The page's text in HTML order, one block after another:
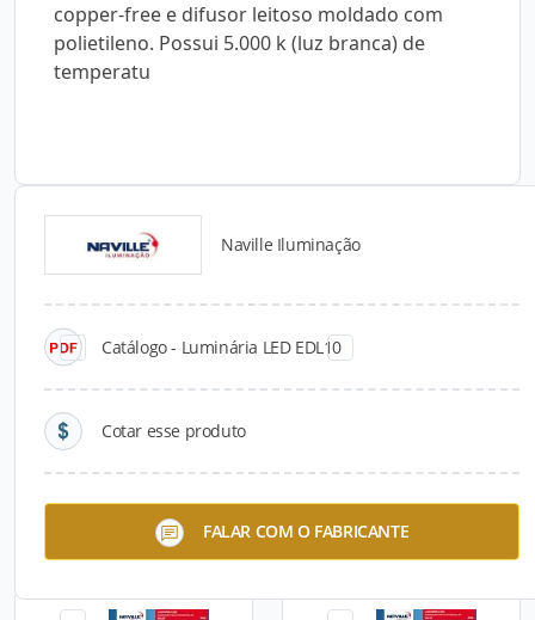
copper-free e difusor leitoso moldado com
polietileno. Possui 5.000 k (luz branca) de
temperatu
Naville Iluminação
Catálogo - Luminária LED EDL10
Cotar esse produto
FALAR COM O FABRICANTE
Catálogos para Download
Luminária LED EDL10